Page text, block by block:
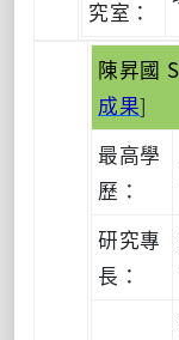
究室：
陳昇國
成果]
最高學
歷：
研究專
長：